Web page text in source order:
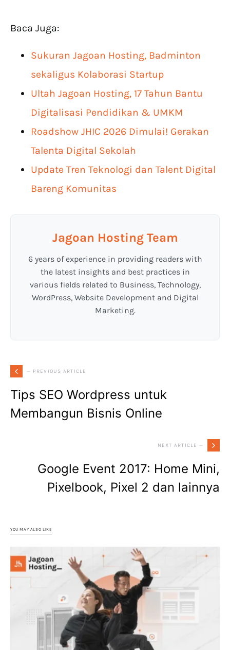
Baca Juga:
Sukuran Jagoan Hosting, Badminton
sekaligus Kolaborasi Startup
Ultah Jagoan Hosting, 17 Tahun Bantu
Digitalisasi Pendidikan & UMKM
Roadshow JHIC 2026 Dimulai! Gerakan
Talenta Digital Sekolah
Update Tren Teknologi dan Talent Digital
Bareng Komunitas
Jagoan Hosting Team
6 years of experience in providing readers with
the latest insights and best practices in
various fields related to Business, Technology,
WordPress, Website Development and Digital
Marketing.
— PREVIOUS ARTICLE
Tips SEO Wordpress untuk
Membangun Bisnis Online
NEXT ARTICLE —
Google Event 2017: Home Mini,
Pixelbook, Pixel 2 dan lainnya
YOU MAY ALSO LIKE